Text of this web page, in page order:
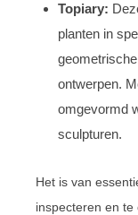
Topiary:
planten in
ontwerpen.
omgevormd
sculpturen.
Het is van
inspecteren en